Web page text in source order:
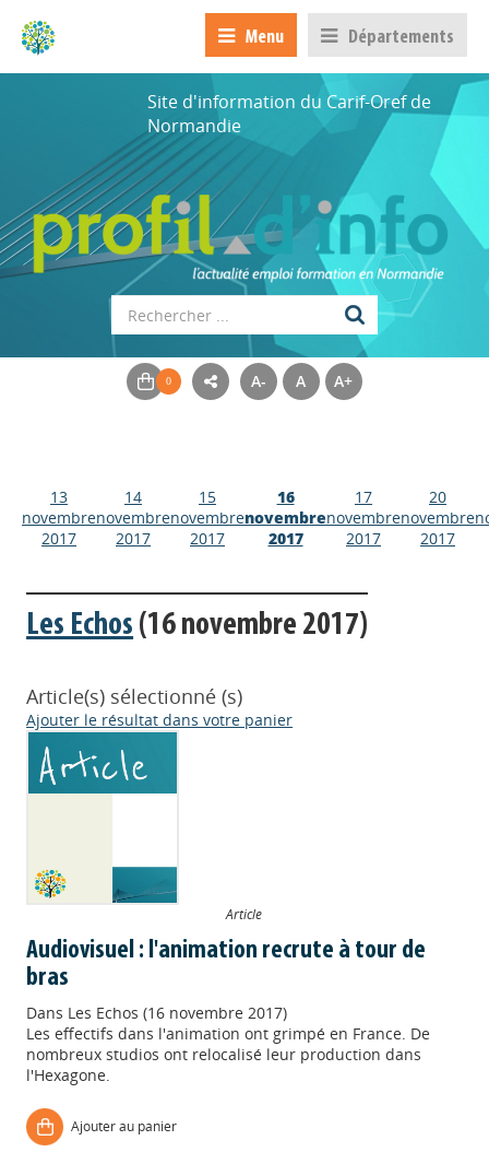
Menu Départements
Site d'information du Carif-Oref de
Normandie
A- A A+
13
novembre
2017
14
novembre
2017
15
novembre
2017
16
novembre
2017
17
novembre
2017
20
novembre
2017
Les Echos (16 novembre 2017)
Article(s) sélectionné (s)
Ajouter le résultat dans votre panier
Article
Audiovisuel : l'animation recrute à tour de
bras
Dans Les Echos (16 novembre 2017)
Les effectifs dans l'animation ont grimpé en France. De
nombreux studios ont relocalisé leur production dans
l'Hexagone.
Ajouter au panier